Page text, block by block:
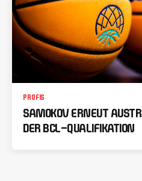
PROFIS
SAMOKOV ERNEUT
DER BCL-QUALIFIKATION